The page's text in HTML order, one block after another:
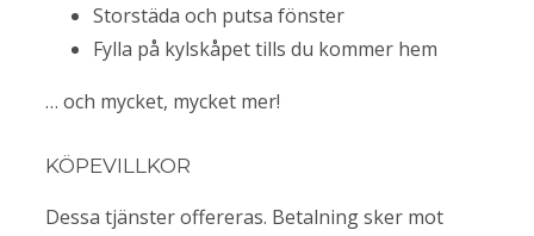
Storstäda och putsa fönster
Fylla på kylskåpet tills du kommer hem
… och mycket, mycket mer!
KÖPEVILLKOR
Dessa tjänster offereras. Betalning sker mot